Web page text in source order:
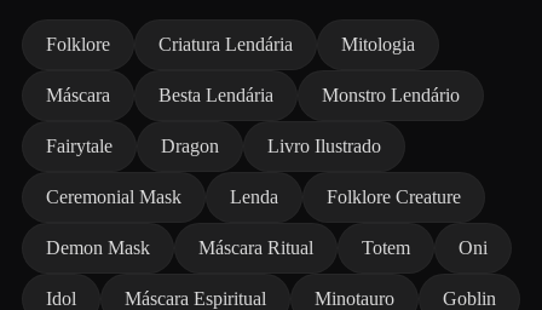
Folklore Criatura Lendária Mitologia
Máscara Besta Lendária Monstro Lendário
Fairytale Dragon Livro Ilustrado
Ceremonial Mask Lenda Folklore Creature
Demon Mask Máscara Ritual Totem Oni
Idol Máscara Espiritual Minotauro Goblin